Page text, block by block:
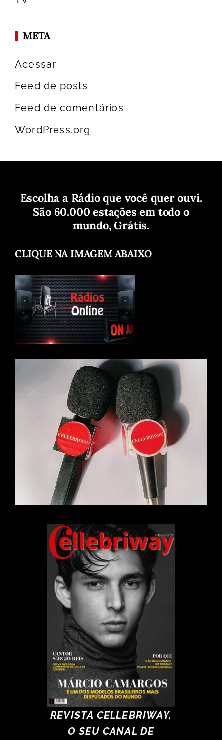
META
Acessar
Feed de posts
Feed de comentários
WordPress.org
Escolha a Rádio que você quer ouvi.
São 60.000 estações em todo o
mundo, Grátis.
CLIQUE NA IMAGEM ABAIXO
REVISTA CELLEBRIWAY,
O SEU CANAL DE